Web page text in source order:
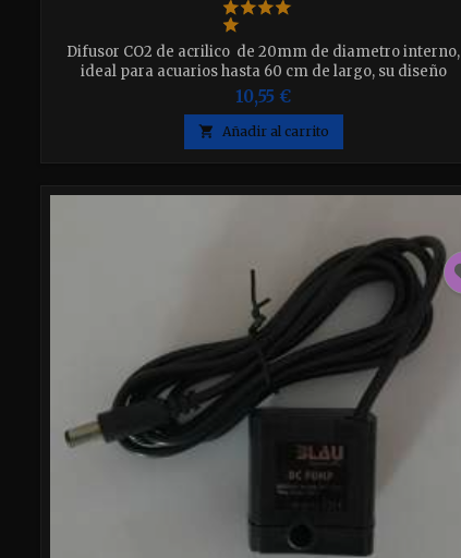
Difusor CO2 de acrilico de 20mm de diametro interno,
ideal para acuarios hasta 60 cm de largo, su diseño
permite que se reparta mejor el CO2 y que el flujo barra
rapidamente el C02, facilitando una mejor disolucion del
gas en el agua.
10,55 €
 Añadir al carrito